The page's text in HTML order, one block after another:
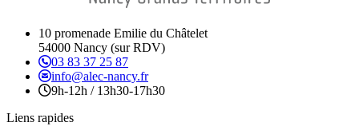
10 promenade Emilie du Châtelet
54000 Nancy (sur RDV)
03 83 37 25 87
info@alec-nancy.fr
9h-12h / 13h30-17h30
Liens rapides